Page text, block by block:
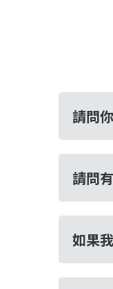
請問
請問
如果